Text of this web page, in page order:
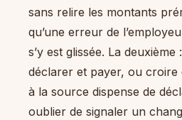
sans relire les montants
qu’une erreur de
s’y est glissée. La
déclarer et payer, ou croire
à la source dispense de
oublier de signaler un